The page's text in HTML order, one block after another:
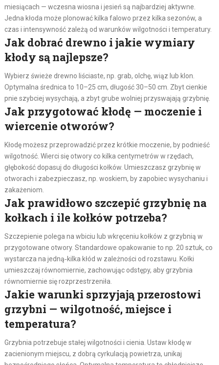
miesiącach — wczesna wiosna i jesień są najbardziej aktywne.
Jedna kłoda może plonować kilka falowo przez kilka sezonów, a
czas i intensywność zależą od warunków wilgotności i temperatury.
Jak dobrać drewno i jakie wymiary
kłody są najlepsze?
Wybierz świeże drewno liściaste, np. grab, olchę, wiąz lub klon.
Optymalna średnica to 10–25 cm, długość 30–50 cm. Zbyt cienkie
pnie szybciej wysychają, a zbyt grube wolniej przyswajają grzybnię.
Jak przygotować kłodę — moczenie i
wiercenie otworów?
Kłodę możesz przeprowadzić przez krótkie moczenie, by podnieść
wilgotność. Wierci się otwory co kilka centymetrów w rzędach,
głębokość dopasuj do długości kołków. Umieszczasz grzybnię w
otworach i zabezpieczasz, np. woskiem, by zapobiec wysychaniu i
zakażeniom.
Jak prawidłowo szczepić grzybnię na
kołkach i ile kołków potrzeba?
Szczepienie polega na wbiciu lub wkręceniu kołków z grzybnią w
przygotowane otwory. Standardowe opakowanie to np. 20 sztuk, co
wystarcza na jedną‑kilka kłód w zależności od rozstawu. Kołki
umieszczaj równomiernie, zachowując odstępy, aby grzybnia
równomiernie się rozprzestrzeniła.
Jakie warunki sprzyjają przerostowi
grzybni — wilgotność, miejsce i
temperatura?
Grzybnia potrzebuje stałej wilgotności i cienia. Ustaw kłodę w
zacienionym miejscu, z dobrą cyrkulacją powietrza, unikaj